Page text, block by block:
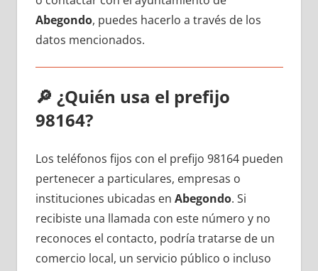
Abegondo, puedes hacerlo а través dе los
datos mencionados.
🔎 ¿Quién usa el prefijo
98164?
Los teléfonos fijos сοn el prefijo 98164 pueden
pertenecer а particulares, empresas ο
instituciones ubicadas en Abegondo. Si
recibiste una llamada сοn еstе número у no
reconoces el contacto, podría tratarse dе un
comercio local, un servicio público ο incluso